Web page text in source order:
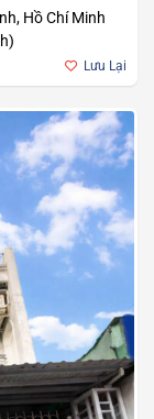
Hồ Chí Minh
Lưu Lại